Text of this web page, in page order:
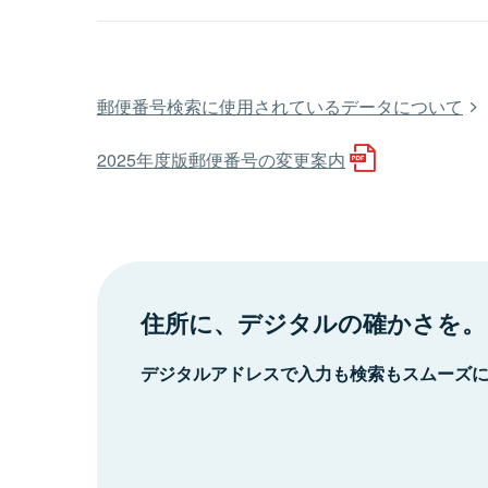
郵便番号検索に使用されているデータについて
2025年度版郵便番号の変更案内
住所に、デジタルの確かさを。
デジタルアドレスで入力も検索もスムーズ